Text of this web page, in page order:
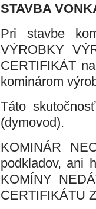
STAVBA
Pri stavbe
VÝROBKY
CERTIFIKÁT
kominárom
Táto
(dymovod).
KOMINÁR
podkladov, ani
KOMÍNY
CERTIFIKÁTU